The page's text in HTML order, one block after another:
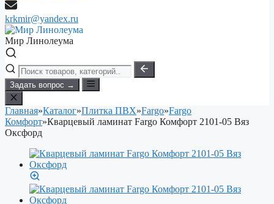
krkmir@yandex.ru
Мир Линолеума
Задать вопрос →
Главная»Каталог»Плитка ПВХ»Fargo»Fargo
Комфорт»Кварцевый ламинат Fargo Комфорт 2101-05 Вяз
Оксфорд